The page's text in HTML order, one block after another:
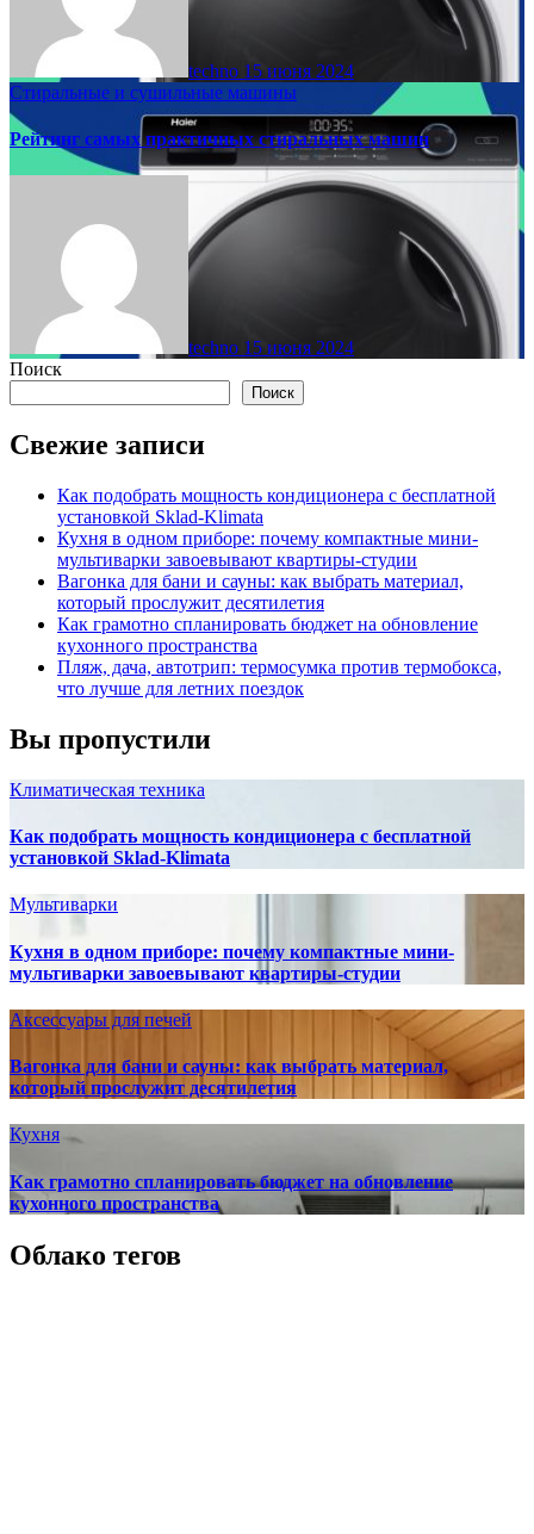
techno 15 июня 2024
Стиральные и сушильные машины
Рейтинг самых практичных стиральных машин
techno 15 июня 2024
Поиск
Поиск
Свежие записи
Как подобрать мощность кондиционера с бесплатной
установкой Sklad-Klimata
Кухня в одном приборе: почему компактные мини-
мультиварки завоевывают квартиры-студии
Вагонка для бани и сауны: как выбрать материал,
который прослужит десятилетия
Как грамотно спланировать бюджет на обновление
кухонного пространства
Пляж, дача, автотрип: термосумка против термобокса,
что лучше для летних поездок
Вы пропустили
Климатическая техника
Как подобрать мощность кондиционера с бесплатной
установкой Sklad-Klimata
Мультиварки
Кухня в одном приборе: почему компактные мини-
мультиварки завоевывают квартиры-студии
Аксессуары для печей
Вагонка для бани и сауны: как выбрать материал,
который прослужит десятилетия
Кухня
Как грамотно спланировать бюджет на обновление
кухонного пространства
Облако тегов